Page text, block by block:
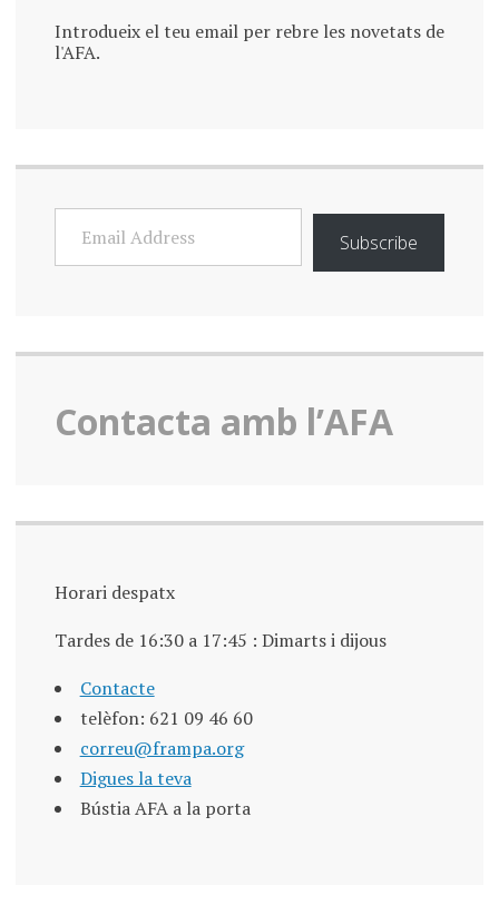
Introdueix el teu email per rebre les novetats de
l'AFA.
EMAIL
ADDRESS
Subscribe
Contacta amb l’AFA
Horari despatx
Tardes de 16:30 a 17:45 : Dimarts i dijous
Contacte
telèfon: 621 09 46 60
correu@frampa.org
Digues la teva
Bústia AFA a la porta